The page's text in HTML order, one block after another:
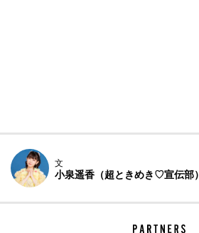
文
小泉遥香（超ときめき♡宣伝部）